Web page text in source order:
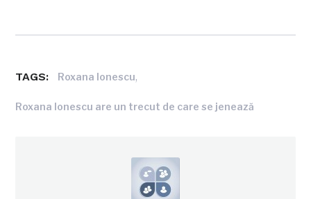
TAGS: Roxana Ionescu,
Roxana Ionescu are un trecut de care se jenează